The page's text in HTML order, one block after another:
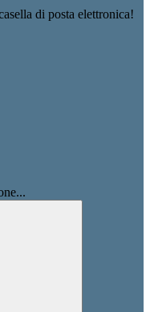
di posta elettronica!